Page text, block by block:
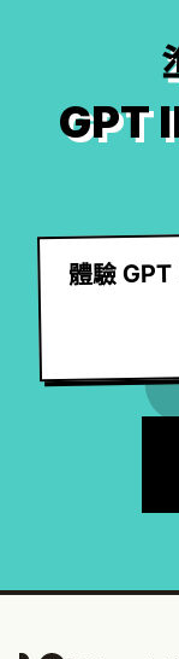
GPT
體驗